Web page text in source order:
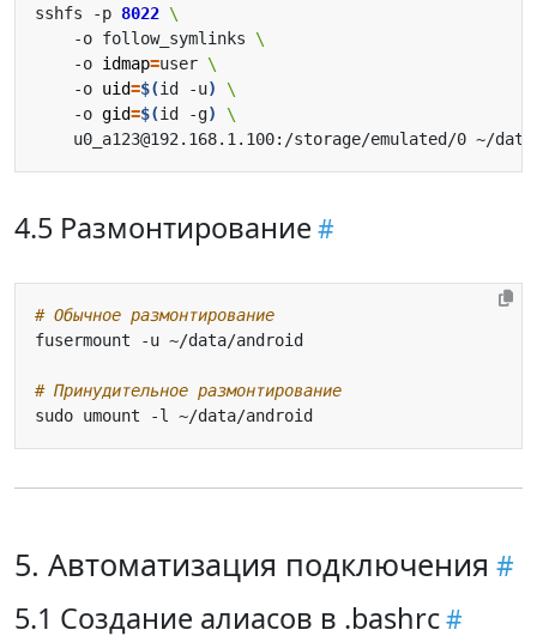
sshfs -p 8022
    -o follow_symlinks
    -o
idmap=user
    -o
uid=$(id -u)
    -o
gid=$(id -g)
4.5 Размонтирование
# Обычное размонтирование
# Принудительное размонтирование
5. Автоматизация подключения
5.1 Создание алиасов в .bashrc